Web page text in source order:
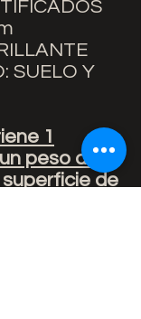
SUELO Y
1
peso de
superficie de